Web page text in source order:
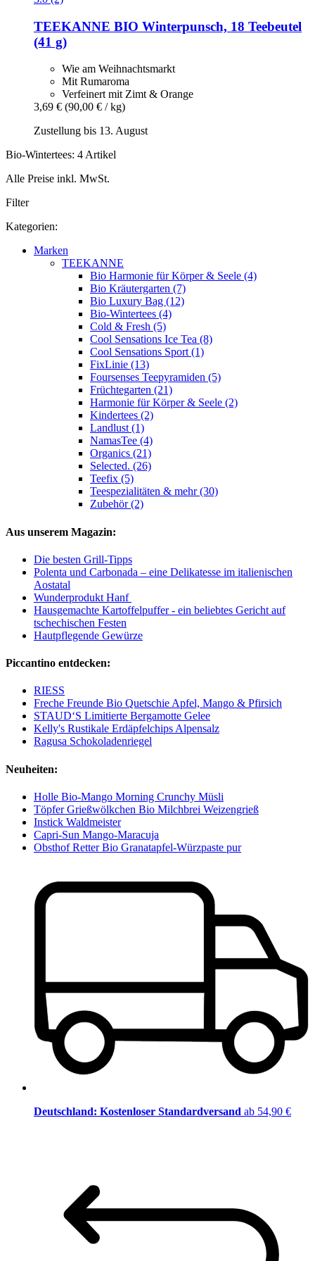
TEEKANNE BIO Winterpunsch, 18 Teebeutel
(41 g)
Wie am Weihnachtsmarkt
Mit Rumaroma
Verfeinert mit Zimt & Orange
3,69 € (90,00 € / kg)
Zustellung bis 13. August
Bio-Wintertees: 4 Artikel
Alle Preise inkl. MwSt.
Filter
Kategorien:
Marken
TEEKANNE
Bio Harmonie für Körper & Seele (4)
Bio Kräutergarten (7)
Bio Luxury Bag (12)
Bio-Wintertees (4)
Cold & Fresh (5)
Cool Sensations Ice Tea (8)
Cool Sensations Sport (1)
FixLinie (13)
Foursenses Teepyramiden (5)
Früchtegarten (21)
Harmonie für Körper & Seele (2)
Kindertees (2)
Landlust (1)
NamasTee (4)
Organics (21)
Selected. (26)
Teefix (5)
Teespezialitäten & mehr (30)
Zubehör (2)
Aus unserem Magazin:
Die besten Grill-Tipps
Polenta und Carbonada – eine Delikatesse im italienischen
Aostatal
Wunderprodukt Hanf
Hausgemachte Kartoffelpuffer - ein beliebtes Gericht auf
tschechischen Festen
Hautpflegende Gewürze
Piccantino entdecken:
RIESS
Freche Freunde Bio Quetschie Apfel, Mango & Pfirsich
STAUD‘S Limitierte Bergamotte Gelee
Kelly's Rustikale Erdäpfelchips Alpensalz
Ragusa Schokoladenriegel
Neuheiten:
Holle Bio-Mango Morning Crunchy Müsli
Töpfer Grießwölkchen Bio Milchbrei Weizengrieß
Instick Waldmeister
Capri-Sun Mango-Maracuja
Obsthof Retter Bio Granatapfel-Würzpaste pur
Deutschland: Kostenloser Standardversand ab 54,90 €